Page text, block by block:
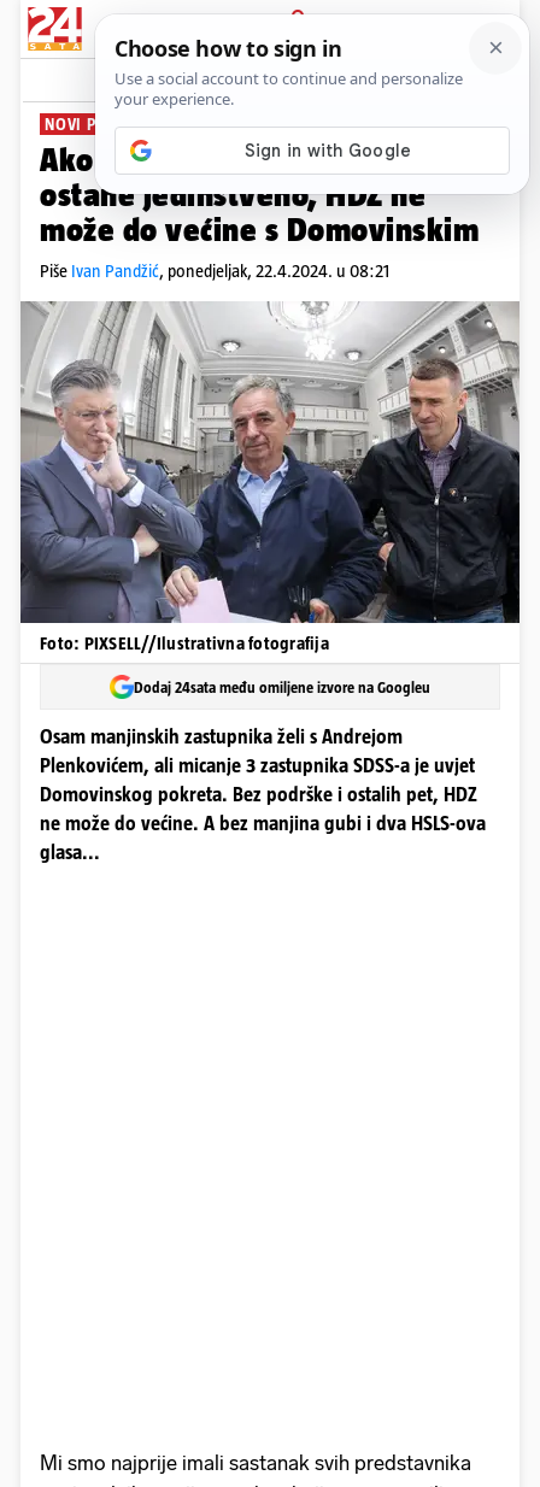
PRIJAVA
News Komentari
NOVI PROBLEMI U PREGOVORIMA
Ako osam zastupnika manjina
ostane jedinstveno, HDZ ne
može do većine s Domovinskim
Piše Ivan Pandžić, ponedjeljak, 22.4.2024. u 08:21
Foto: PIXSELL//Ilustrativna fotografija
Dodaj 24sata među omiljene izvore na Googleu
Osam manjinskih zastupnika želi s Andrejom
Plenkovićem, ali micanje 3 zastupnika SDSS-a je uvjet
Domovinskog pokreta. Bez podrške i ostalih pet, HDZ
ne može do većine. A bez manjina gubi i dva HSLS-ova
glasa...
Mi smo najprije imali sastanak svih predstavnika